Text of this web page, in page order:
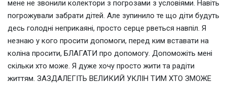
мене не звонили колектори з погрозами з условіями. Навіть
погрожували забрати дітей. Але зупинило те що діти будуть
десь голодні неприкаяні, просто серце рветься навпіл. Я
незнаю у кого просити допомоги, перед ким вставати на
коліна просити, БЛАГАТИ про допомогу. Допоможіть мені
скільки хто може. Я дуже хочу просто жити та радіти
життям. ЗАЗДАЛЕГІТЬ ВЕЛИКИЙ УКЛІН ТИМ ХТО ЗМОЖЕ